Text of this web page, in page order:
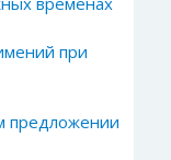
при
предложении